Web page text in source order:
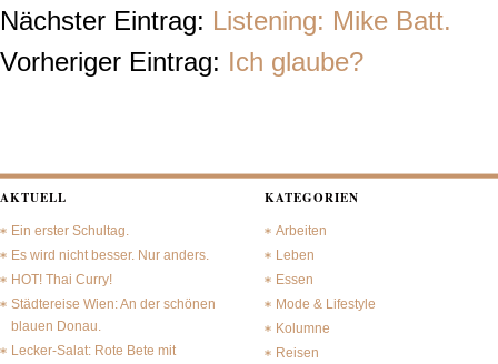
Nächster Eintrag: Listening: Mike Batt.
Vorheriger Eintrag: Ich glaube?
AKTUELL
Ein erster Schultag.
Es wird nicht besser. Nur anders.
HOT! Thai Curry!
Städtereise Wien: An der schönen
blauen Donau.
Lecker-Salat: Rote Bete mit
KATEGORIEN
Arbeiten
Leben
Essen
Mode & Lifestyle
Kolumne
Reisen